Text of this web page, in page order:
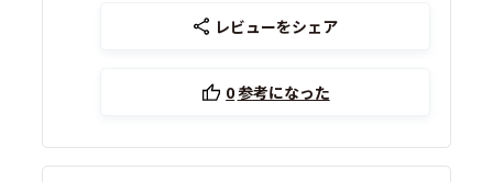
レビューをシェア
0参考になった